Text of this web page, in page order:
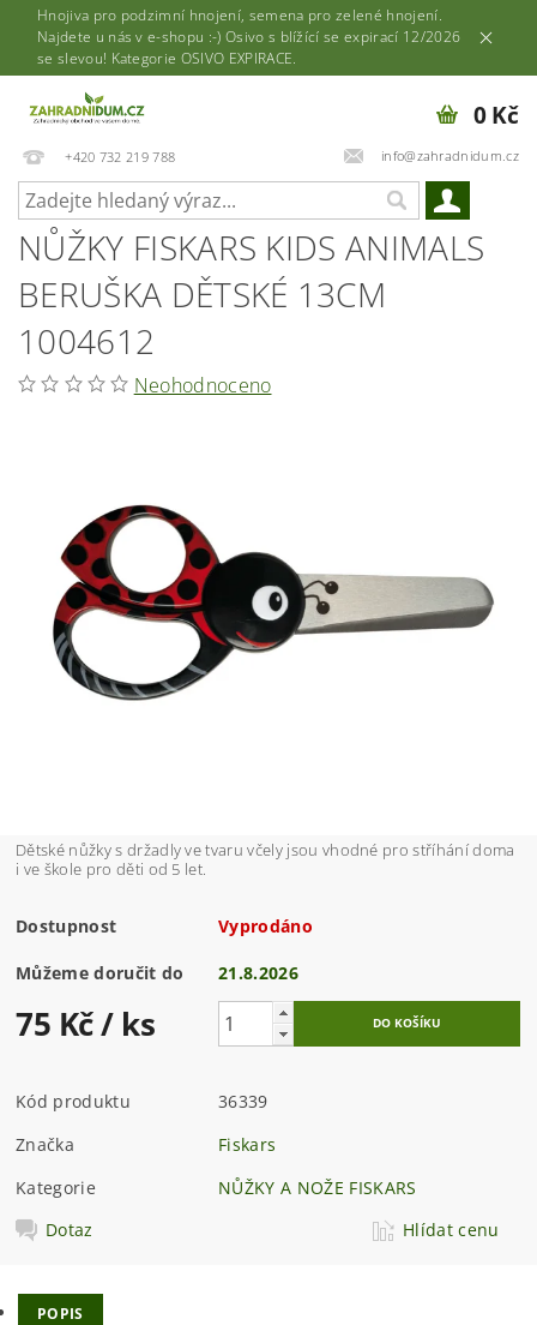
Hnojiva pro podzimní hnojení, semena pro zelené hnojení.
Najdete u nás v e-shopu :-) Osivo s blížící se expirací 12/2026
se slevou! Kategorie OSIVO EXPIRACE.
+420 732 219 788 info@zahradnidum.cz
0 Kč
NŮŽKY FISKARS KIDS ANIMALS
BERUŠKA DĚTSKÉ 13CM
1004612
Neohodnoceno
Dětské nůžky s držadly ve tvaru včely jsou vhodné pro stříhání doma
i ve škole pro děti od 5 let.
Dostupnost Vyprodáno
Můžeme doručit do 21.8.2026
75 Kč/ ks
Kód produktu
36339
Značka
Fiskars
Kategorie
NŮŽKY A NOŽE FISKARS
Dotaz
Hlídat cenu
POPIS